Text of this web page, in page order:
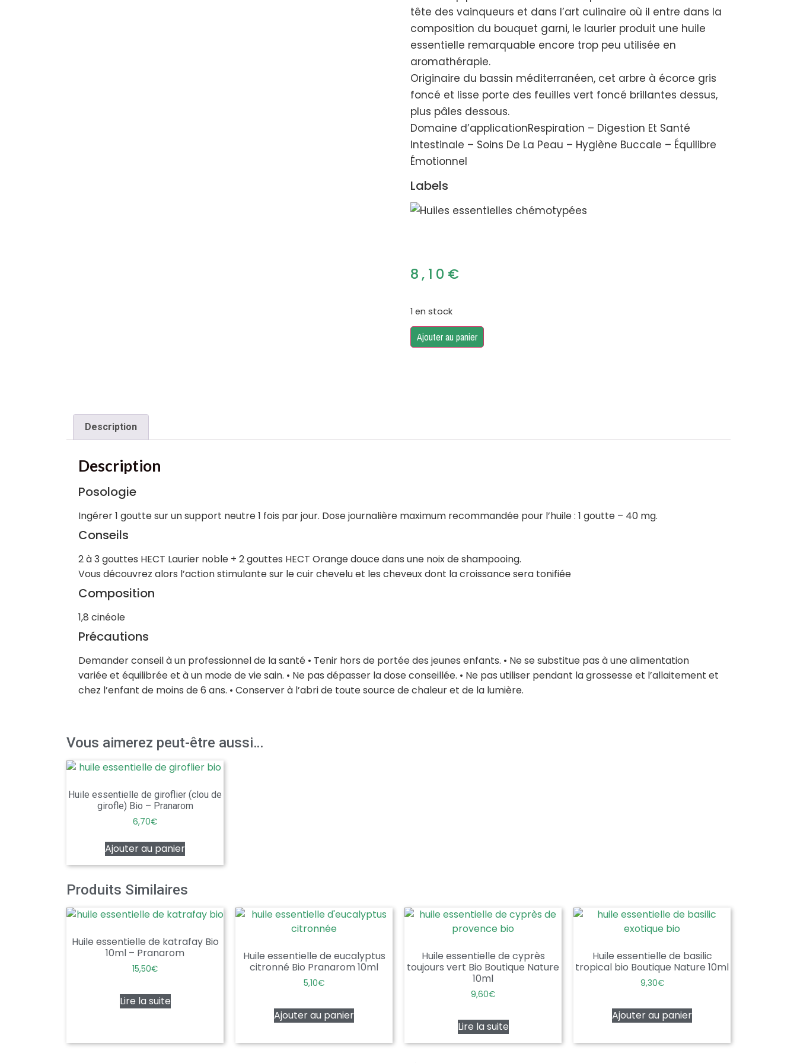
tête des vainqueurs et dans l’art culinaire où il entre dans la
composition du bouquet garni, le laurier produit une huile
essentielle remarquable encore trop peu utilisée en
aromathérapie.
Originaire du bassin méditerranéen, cet arbre à écorce gris
foncé et lisse porte des feuilles vert foncé brillantes dessus,
plus pâles dessous.
Domaine d’applicationRespiration – Digestion Et Santé
Intestinale – Soins De La Peau – Hygiène Buccale – Équilibre
Émotionnel
Labels
8,10 €
1 en stock
Ajouter au panier
Description
Description
Posologie
Ingérer 1 goutte sur un support neutre 1 fois par jour. Dose journalière maximum recommandée pour l’huile : 1 goutte – 40 mg.
Conseils
2 à 3 gouttes HECT Laurier noble + 2 gouttes HECT Orange douce dans une noix de shampooing.
Vous découvrez alors l’action stimulante sur le cuir chevelu et les cheveux dont la croissance sera tonifiée
Composition
1,8 cinéole
Précautions
Demander conseil à un professionnel de la santé • Tenir hors de portée des jeunes enfants. • Ne se substitue pas à une alimentation
variée et équilibrée et à un mode de vie sain. • Ne pas dépasser la dose conseillée. • Ne pas utiliser pendant la grossesse et l’allaitement et
chez l’enfant de moins de 6 ans. • Conserver à l’abri de toute source de chaleur et de la lumière.
Vous aimerez peut-être aussi…
Huile essentielle de giroflier (clou de
girofle) Bio – Pranarom
6,70€
Ajouter au panier
Produits Similaires
Huile essentielle de katrafay Bio
10ml – Pranarom
15,50€
Lire la suite
Huile essentielle de eucalyptus
citronné Bio Pranarom 10ml
5,10€
Ajouter au panier
Huile essentielle de cyprès
toujours vert Bio Boutique Nature
10ml
9,60€
Lire la suite
Huile essentielle de basilic
tropical bio Boutique Nature 10ml
9,30€
Ajouter au panier